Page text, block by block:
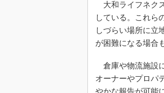
大和ライフネク
している。これら
しづらい場所に立
が困難になる場合
倉庫や物流施設
オーナーやプロパ
やかな報告が可能